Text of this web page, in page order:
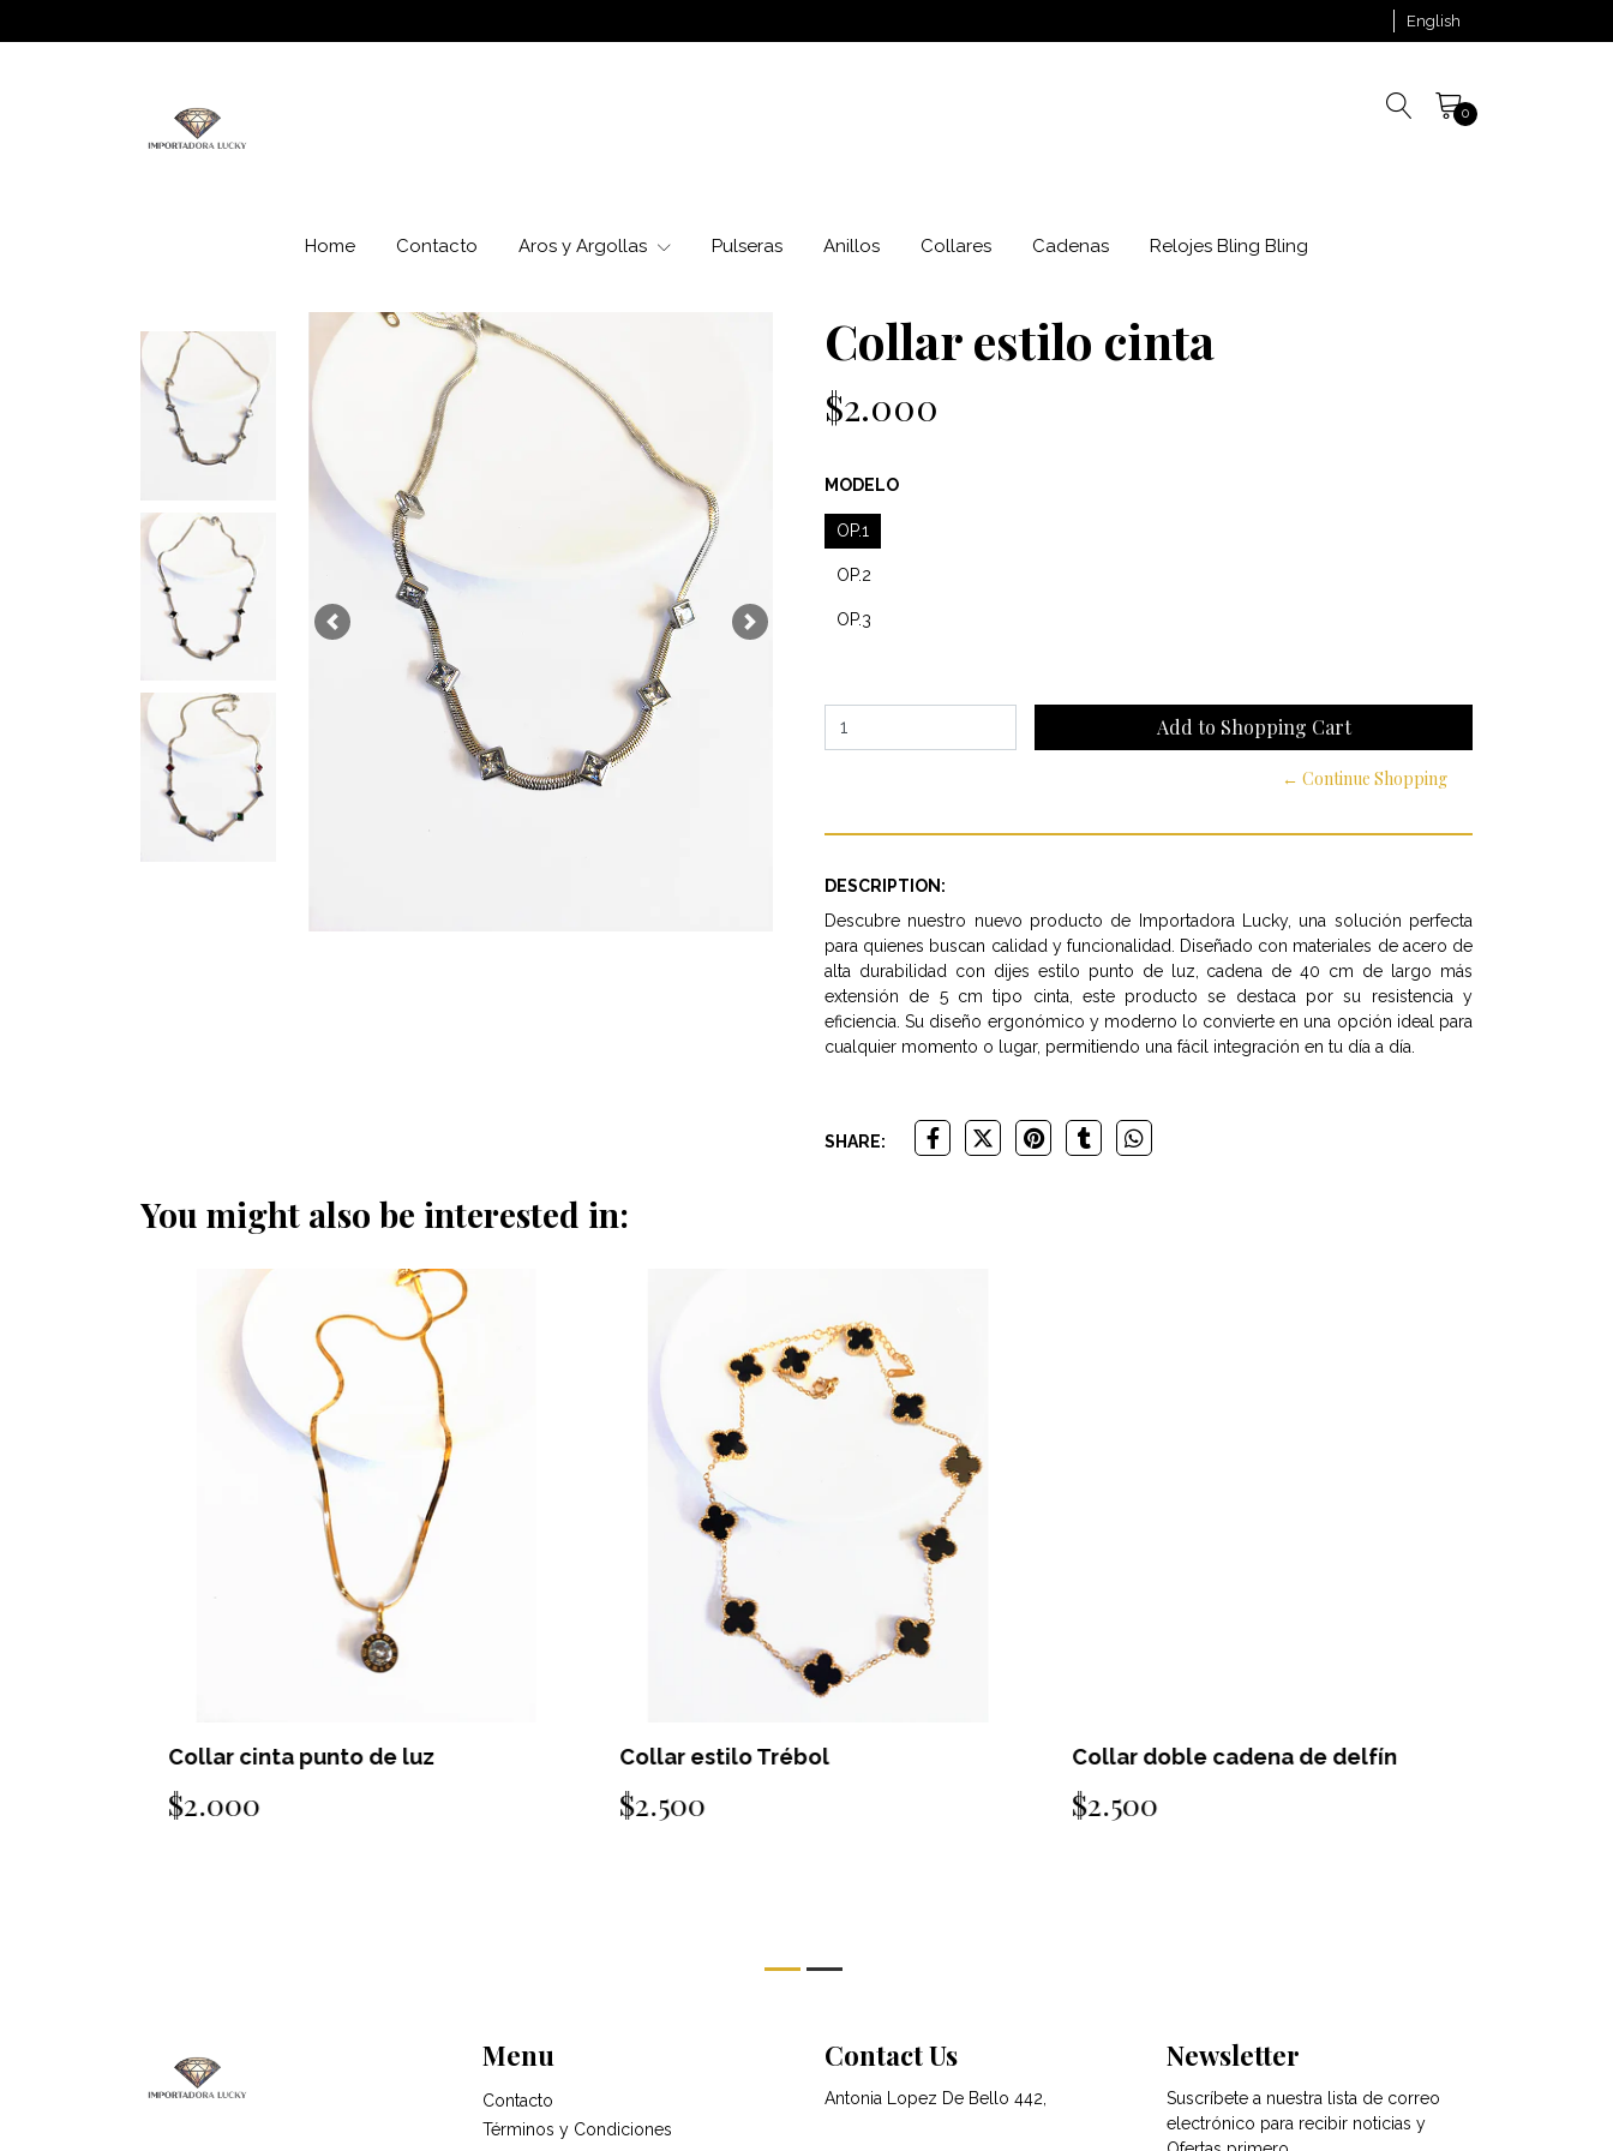
English
0
Home Contacto Aros y Argollas Pulseras Anillos Collares Cadenas Relojes Bling Bling
Previous Next
Collar estilo cinta
$2.000
MODELO
OP.1
OP.2
OP.3
← Continue Shopping
DESCRIPTION:
Descubre nuestro nuevo producto de Importadora Lucky, una solución perfecta
para quienes buscan calidad y funcionalidad. Diseñado con materiales de acero de
alta durabilidad con dijes estilo punto de luz, cadena de 40 cm de largo más
extensión de 5 cm tipo cinta, este producto se destaca por su resistencia y
eficiencia. Su diseño ergonómico y moderno lo convierte en una opción ideal para
cualquier momento o lugar, permitiendo una fácil integración en tu día a día.
SHARE:
You might also be interested in:
Collar cinta punto de luz
$2.000
Collar estilo Trébol
$2.500
Collar doble cadena de delfín
$2.500
Menu
Contacto
Términos y Condiciones
Contact Us
Antonia Lopez De Bello 442,
Newsletter
Suscríbete a nuestra lista de correo
electrónico para recibir noticias y